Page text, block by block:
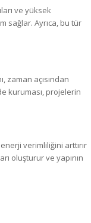
ve yüksek
sağlar. Ayrıca, bu tür
zaman açısından
kuruması, projelerin
verimliliğini arttırır
oluşturur ve yapının